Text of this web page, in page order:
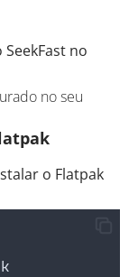
no
no seu
o Flatpak